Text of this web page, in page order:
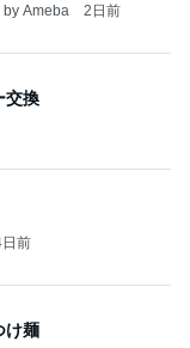
Ameba 2日前
交換
前
け麺